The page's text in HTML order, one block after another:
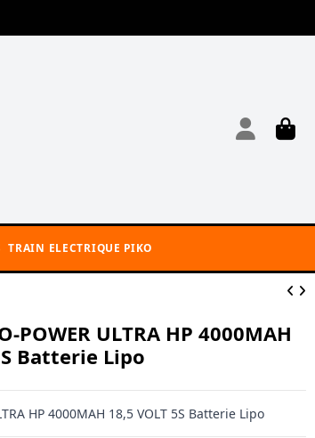
TRAIN ELECTRIQUE PIKO
ULTRA HP 4000MAH
Batterie Lipo
HP 4000MAH 18,5 VOLT 5S Batterie Lipo